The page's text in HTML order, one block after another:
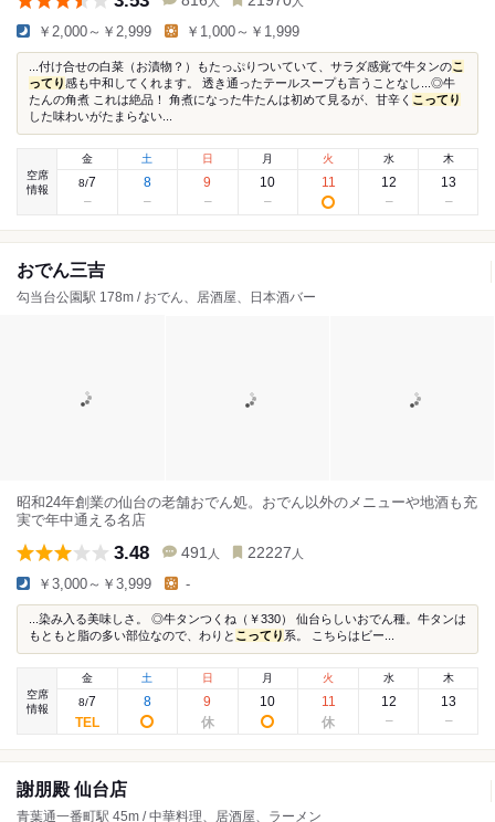
￥2,000～￥2,999 ￥1,000～￥1,999
...付け合せの白菜（お漬物？）もたっぷりついていて、サラダ感覚で牛タンのこ
ってり感も中和してくれます。 透き通ったテールスープも言うことなし...◎牛
たんの角煮 これは絶品！ 角煮になった牛たんは初めて見るが、甘辛く こってり
した味わいがたまらない...
空席
情報
金
8/7
土
8
日
9
月
10
火
11
水
12
木
13
おでん三吉
勾当台公園駅 178m / おでん、居酒屋、日本酒バー
昭和24年創業の仙台の老舗おでん処。おでん以外のメニューや地酒も充
実で年中通える名店
3.48 491 人 22227 人
￥3,000～￥3,999 -
...染み入る美味しさ。 ◎牛タンつくね（￥330） 仙台らしいおでん種。牛タンは
もともと脂の多い部位なので、わりと こってり 系。 こちらはビー...
空席
情報
金
8/7
土
8
日
9
月
10
火
11
水
12
木
13
謝朋殿 仙台店
青葉通一番町駅 45m / 中華料理、居酒屋、ラーメン